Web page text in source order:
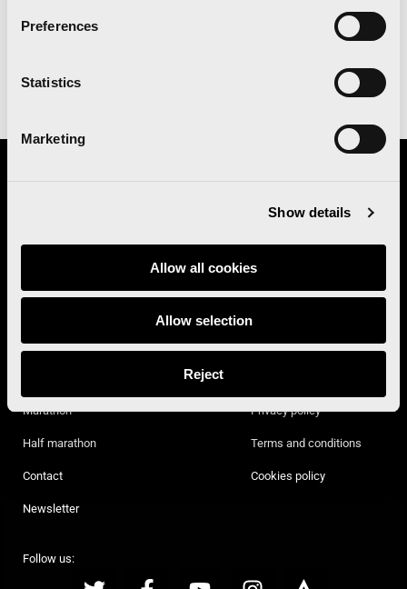
Preferences
Statistics
Marketing
Show details
Allow all cookies
Allow selection
Reject
que situaron a los 42,195km como la
categoría.
With the collaboration of:
Marathon
Half marathon
Contact
Newsletter
Privacy policy
Terms and conditions
Cookies policy
Follow us: